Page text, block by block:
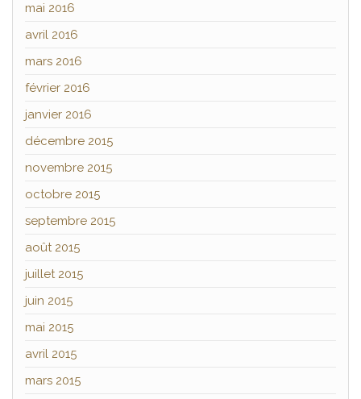
mai 2016
avril 2016
mars 2016
février 2016
janvier 2016
décembre 2015
novembre 2015
octobre 2015
septembre 2015
août 2015
juillet 2015
juin 2015
mai 2015
avril 2015
mars 2015